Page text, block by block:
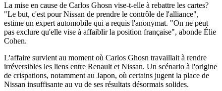
La mise en cause de Carlos Ghosn vise-t-elle à rebattre les cartes?
"Le but, c'est pour Nissan de prendre le contrôle de l'alliance",
estime un expert automobile qui a requis l'anonymat. "On ne peut
pas exclure qu'elle vise à affaiblir la position française", abonde Élie
Cohen.
L'affaire survient au moment où Carlos Ghosn travaillait à rendre
irréversibles les liens entre Renault et Nissan. Un scénario à l'origine
de crispations, notamment au Japon, où certains jugent la place de
Nissan insuffisante au vu de ses résultats désormais solides.